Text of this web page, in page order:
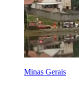
Minas Gerais